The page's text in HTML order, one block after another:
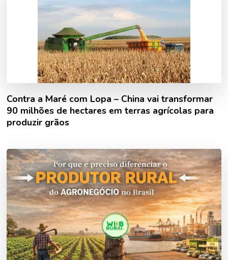
Contra a Maré com Lopa – China vai transformar
90 milhões de hectares em terras agrícolas para
produzir grãos